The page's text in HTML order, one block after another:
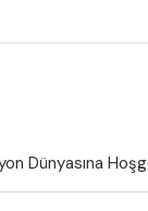
Dünyasına